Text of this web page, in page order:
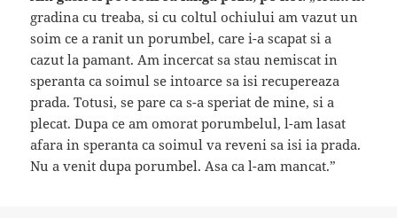
gradina cu treaba, si cu coltul ochiului am vazut un
soim ce a ranit un porumbel, care i-a scapat si a
cazut la pamant. Am incercat sa stau nemiscat in
speranta ca soimul se intoarce sa isi recupereaza
prada. Totusi, se pare ca s-a speriat de mine, si a
plecat. Dupa ce am omorat porumbelul, l-am lasat
afara in speranta ca soimul va reveni sa isi ia prada.
Nu a venit dupa porumbel. Asa ca l-am mancat.”